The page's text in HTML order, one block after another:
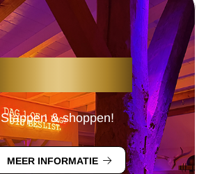
FITSPIRATION
Stappen & shoppen!
MEER INFORMATIE